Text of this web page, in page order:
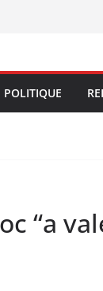
POLITIQUE
“a